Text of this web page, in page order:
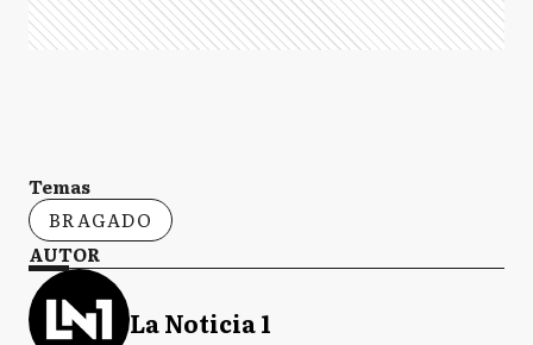
Temas
BRAGADO
AUTOR
La Noticia 1